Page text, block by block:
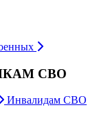
СВО
Инвалидам СВО